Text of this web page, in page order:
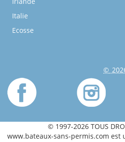
Italie
Ecosse
©
© 1997-2026 TOUS
www.bateaux-sans-permis.com est